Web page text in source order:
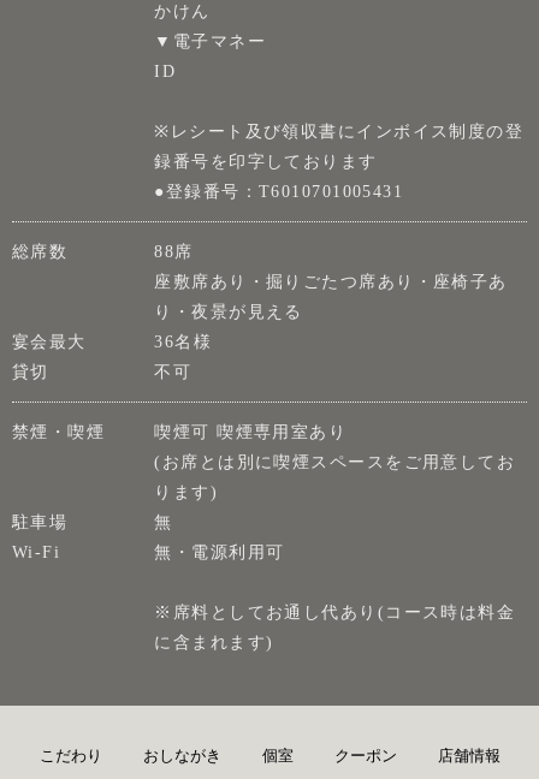
かけん
▼電子マネー
ID
※レシート及び領収書にインボイス制度の登
録番号を印字しております
●登録番号：T6010701005431
総席数
88席
座敷席あり・掘りごたつ席あり・座椅子あ
り・夜景が見える
宴会最大
36名様
貸切
不可
禁煙・喫煙
喫煙可 喫煙専用室あり
(お席とは別に喫煙スペースをご用意してお
ります)
駐車場
無
Wi-Fi
無・電源利用可
※席料としてお通し代あり(コース時は料金
に含まれます)
こだわり おしながき 個室 クーポン 店舗情報